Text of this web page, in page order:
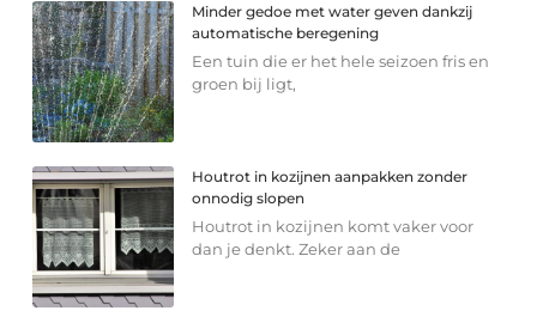
Minder gedoe met water geven dankzij
automatische beregening
Een tuin die er het hele seizoen fris en
groen bij ligt,
Houtrot in kozijnen aanpakken zonder
onnodig slopen
Houtrot in kozijnen komt vaker voor
dan je denkt. Zeker aan de